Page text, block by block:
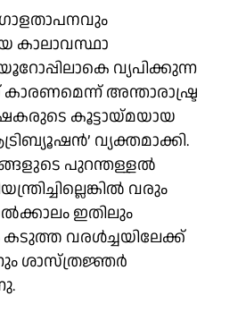
കാലാവസ്ഥാ
വ്യപിക്കുന്ന
അന്താരാഷ്ട്ര
കൂട്ടായ്മയായ
വ്യക്തമാക്കി.
പുറന്തള്ളൽ
വരും
ഇതിലും
വരൾച്ചയിലേക്ക്
ശാസ്ത്രജ്ഞർ